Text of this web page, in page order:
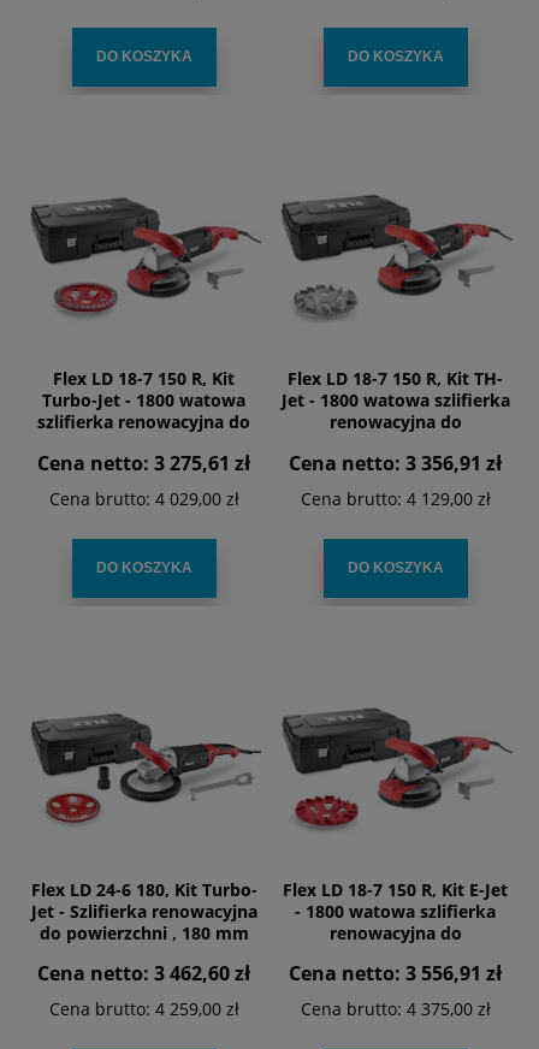
DO KOSZYKA DO KOSZYKA
Flex LD 18-7 150 R, Kit
Turbo-Jet - 1800 watowa
szlifierka renowacyjna do
blisko krawędzi , 150mm
Cena netto: 3 275,61 zł
Cena brutto: 4 029,00 zł
DO KOSZYKA
Flex LD 18-7 150 R, Kit TH-
Jet - 1800 watowa szlifierka
renowacyjna do
blisko krawędzi , 150mm
Cena netto: 3 356,91 zł
Cena brutto: 4 129,00 zł
DO KOSZYKA
Flex LD 24-6 180, Kit Turbo-
Jet - Szlifierka renowacyjna
do powierzchni , 180 mm
Cena netto: 3 462,60 zł
Cena brutto: 4 259,00 zł
Flex LD 18-7 150 R, Kit E-Jet
- 1800 watowa szlifierka
renowacyjna do
blisko krawędzi , 150mm
Cena netto: 3 556,91 zł
Cena brutto: 4 375,00 zł